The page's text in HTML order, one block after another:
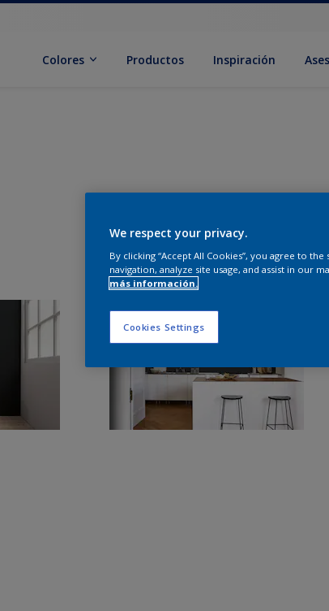
Colores Productos Inspiración
We respect your privacy.
By clicking “Accept All Cookies”, you agree to
navigation, analyze site usage, and assist in our
más información.
Cookies Settings